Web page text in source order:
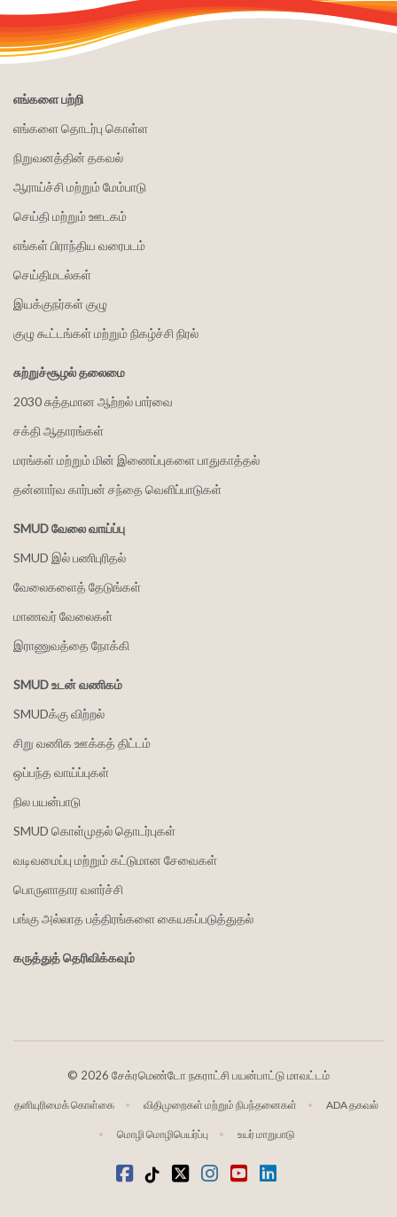
எங்களை பற்றி
எங்களை தொடர்பு கொள்ள
நிறுவனத்தின் தகவல்
ஆராய்ச்சி மற்றும் மேம்பாடு
செய்தி மற்றும் ஊடகம்
எங்கள் பிராந்திய வரைபடம்
செய்திமடல்கள்
இயக்குநர்கள் குழு
குழு கூட்டங்கள் மற்றும் நிகழ்ச்சி நிரல்
சுற்றுச்சூழல் தலைமை
2030 சுத்தமான ஆற்றல் பார்வை
சக்தி ஆதாரங்கள்
மரங்கள் மற்றும் மின் இணைப்புகளை பாதுகாத்தல்
தன்னார்வ கார்பன் சந்தை வெளிப்பாடுகள்
SMUD வேலை வாய்ப்பு
SMUD இல் பணிபுரிதல்
வேலைகளைத் தேடுங்கள்
மாணவர் வேலைகள்
இராணுவத்தை நோக்கி
SMUD உடன் வணிகம்
SMUDக்கு விற்றல்
சிறு வணிக ஊக்கத் திட்டம்
ஒப்பந்த வாய்ப்புகள்
நில பயன்பாடு
SMUD கொள்முதல் தொடர்புகள்
வடிவமைப்பு மற்றும் கட்டுமான சேவைகள்
பொருளாதார வளர்ச்சி
பங்கு அல்லாத பத்திரங்களை கையகப்படுத்துதல்
கருத்துத் தெரிவிக்கவும்
© 2026 சேக்ரமெண்டோ நகராட்சி பயன்பாட்டு மாவட்டம்
தனியுரிமைக் கொள்கை விதிமுறைகள் மற்றும் நிபந்தனைகள் ADA தகவல்
மொழி மொழிபெயர்ப்பு உயர் மாறுபாடு
முகநூல்
டிக்டோக்ட்விட்டர்Instagram
வலைஒளி
LinkedIn